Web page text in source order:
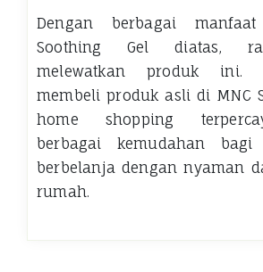
Dengan berbagai
Soothing Gel diatas,
melewatkan produk ini.
membeli produk asli di MNC
home shopping
berbagai kemudahan
berbelanja dengan nyaman
rumah.